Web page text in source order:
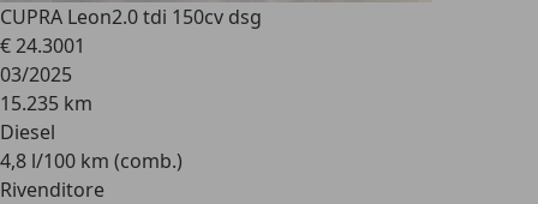
CUPRA Leon2.0 tdi 150cv dsg
€ 24.3001
03/2025
15.235 km
Diesel
4,8 l/100 km (comb.)
Rivenditore